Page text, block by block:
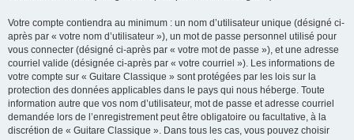
Votre compte contiendra au minimum : un nom d’utilisateur unique (désigné ci-
après par « votre nom d’utilisateur »), un mot de passe personnel utilisé pour
vous connecter (désigné ci-après par « votre mot de passe »), et une adresse
courriel valide (désignée ci-après par « votre courriel »). Les informations de
votre compte sur « Guitare Classique » sont protégées par les lois sur la
protection des données applicables dans le pays qui nous héberge. Toute
information autre que vos nom d’utilisateur, mot de passe et adresse courriel
demandée lors de l’enregistrement peut être obligatoire ou facultative, à la
discrétion de « Guitare Classique ». Dans tous les cas, vous pouvez choisir